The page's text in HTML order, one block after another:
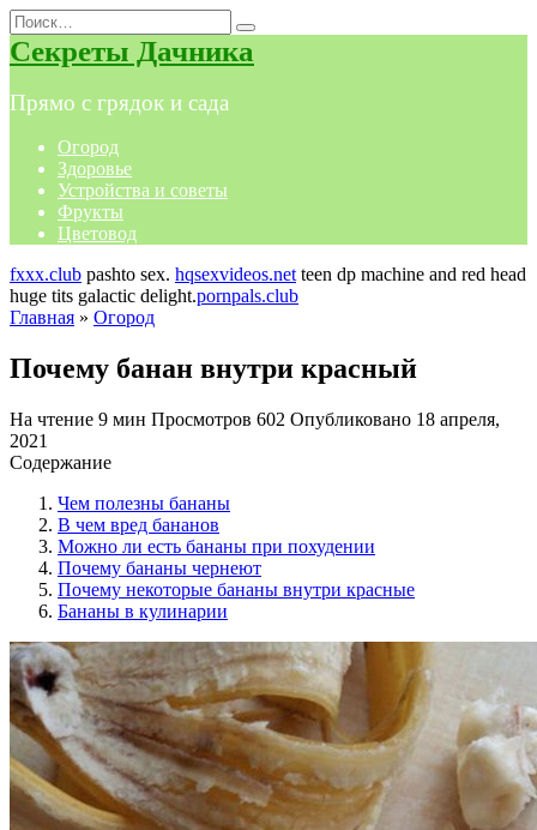
Перейти
к
содержанию
Search
for:
Секреты Дачника
Прямо с грядок и сада
Огород
Здоровье
Устройства и советы
Фрукты
Цветовод
fxxx.club pashto sex. hqsexvideos.net teen dp machine and red head
huge tits galactic delight.pornpals.club
Главная » Огород
Почему банан внутри красный
На чтение 9 мин Просмотров 602 Опубликовано 18 апреля,
2021
Содержание
Чем полезны бананы
В чем вред бананов
Можно ли есть бананы при похудении
Почему бананы чернеют
Почему некоторые бананы внутри красные
Бананы в кулинарии